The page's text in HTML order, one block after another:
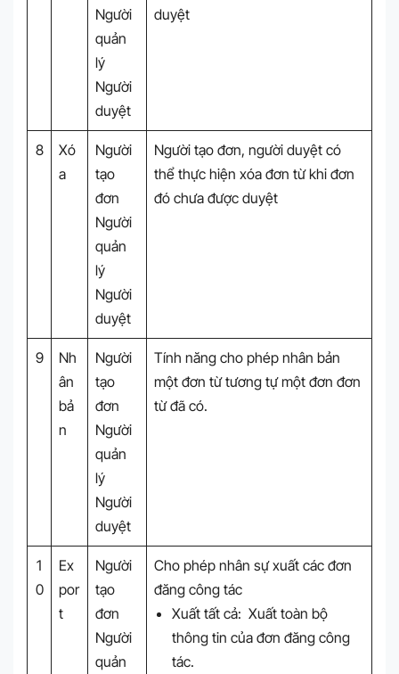
Người
quản
lý
Người
duyệt
duyệt
8
Xó
a
Người
tạo
đơn
Người
quản
lý
Người
duyệt
Người tạo đơn, người duyệt có
thể thực hiện xóa đơn từ khi đơn
đó chưa được duyệt
9
Nh
ân
bả
n
Người
tạo
đơn
Người
quản
lý
Người
duyệt
Tính năng cho phép nhân bản
một đơn từ tương tự một đơn đơn
từ đã có.
1
0
Ex
por
t
Người
tạo
đơn
Người
quản
Cho phép nhân sự xuất các đơn
đăng công tác
Xuất tất cả: Xuất toàn bộ
thông tin của đơn đăng công
tác.